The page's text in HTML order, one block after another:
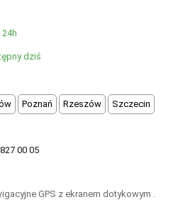
24h
dziś
Poznań Rzeszów
Szczecin
00 05
GPS z ekranem dotykowym .